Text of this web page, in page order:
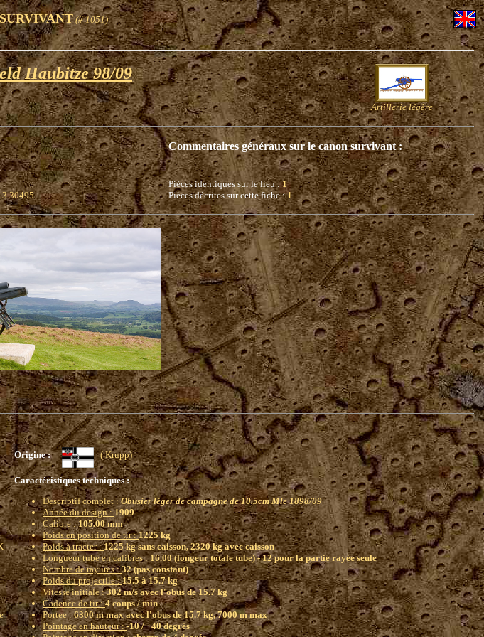
(# 1051)
Haubitze 98/09
Artillerie légère
Commentaires généraux sur le canon survivant :
Pièces identiques sur le lieu :1
Pièces décrites sur cette fiche :1
Origine : ( Krupp)
Caractéristiques techniques :
Descriptif complet :Obusier léger de campagne de 10.5cm Mle 1898/09
Année du design :1909
Calibre :105.00 mm
Poids en position de tir :1225 kg
Poids à tracter :1225 kg sans caisson, 2320 kg avec caisson
Longueur tube en calibres :16.00 (longeur totale tube) - 12 pour la partie rayée seule
Nombre de rayures :32 (pas constant)
Poids du projectile :15.5 à 15.7 kg
Vitesse initiale :302 m/s avec l'obus de 15.7 kg
Cadence de tir :4 coups / min
Portee :6300 m max avec l'obus de 15.7 kg, 7000 m max
Pointage en hauteur :-10 / +40 degrés